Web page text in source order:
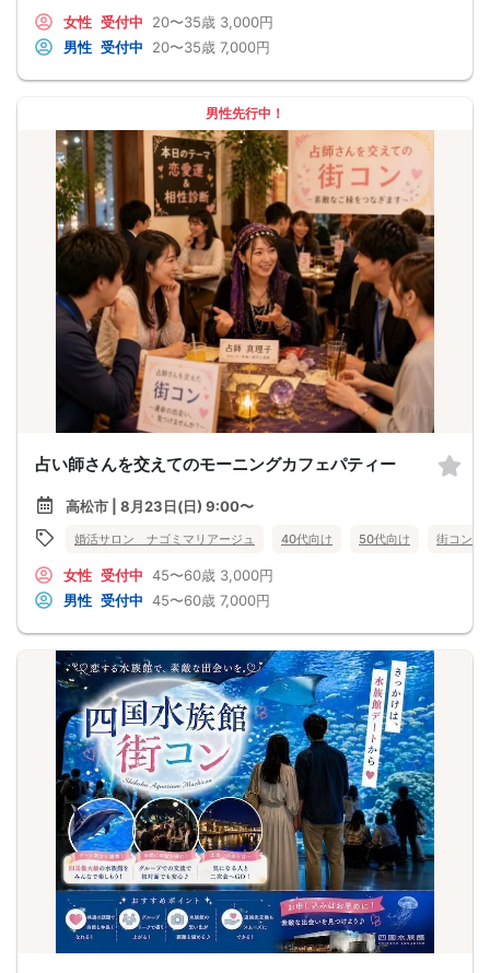
女性 受付中 20〜35歳 3,000円
男性 受付中 20〜35歳 7,000円
男性先行中！
占い師さんを交えてのモーニングカフェパティー
高松市 | 8月23日(日) 9:00〜
婚活サロン ナゴミマリアージュ 40代向け 50代向け 街コン
女性 受付中 45〜60歳 3,000円
男性 受付中 45〜60歳 7,000円